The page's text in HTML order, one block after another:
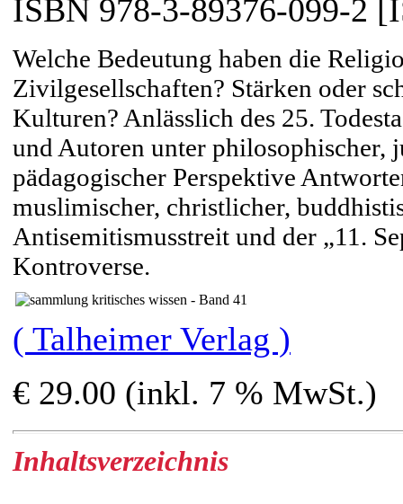
ISBN 978-3-89376-099-2
Welche Bedeutung haben die
Zivilgesellschaften? Stärken oder
Kulturen? Anlässlich des 25.
und Autoren unter philosophischer,
pädagogischer Perspektive
muslimischer, christlicher,
Antisemitismusstreit und der „11.
Kontroverse.
( Talheimer Verlag )
€ 29.00 (inkl. 7 % MwSt.)
Inhaltsverzeichnis